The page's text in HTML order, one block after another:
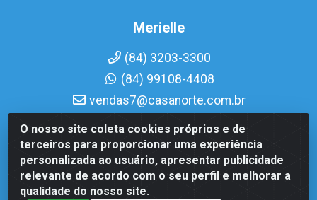
O nosso site coleta cookies próprios e de
terceiros para proporcionar uma experiência
personalizada ao usuário, apresentar publicidade
relevante de acordo com o seu perfil e melhorar a
qualidade do nosso site.
Merielle
(84) 3203-3300
(84) 99108-4408
vendas7@casanorte.com.br
Casa Norte LTDA - Av. Interventor Mário Câmara, 1815 -
Dix-Sept Rosado, Natal/RN - CEP 59054-600 - CNPJ
08.713.513/0001-51